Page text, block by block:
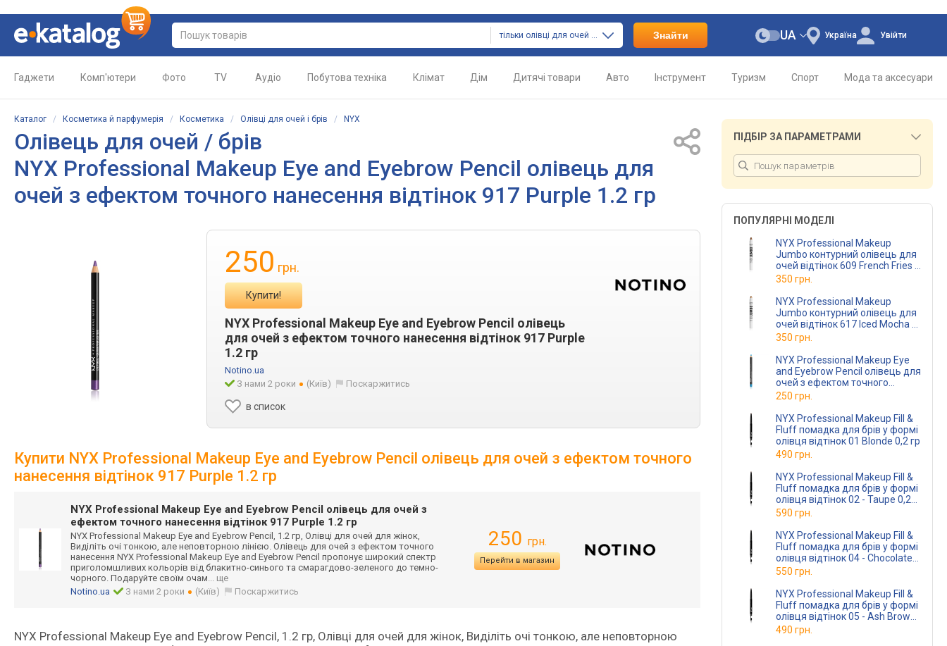
тільки олівці для очей і брів Знайти Україна
UA Увійти
Гаджети Комп'ютери Фото TV Аудіо Побутова техніка Клімат Дім Дитячі товари Авто Інструмент Туризм Спорт Мода та аксесуари
Каталог / Косметика й парфумерія / Косметика / Олівці для очей і брів / NYX
Олівець для очей / брів
NYX Professional Makeup Eye and Eyebrow Pencil олівець для
очей з ефектом точного нанесення відтінок 917 Purple 1.2 гр
250 грн.
Купити!
NYX Professional Makeup Eye and Eyebrow Pencil олівець
для очей з ефектом точного нанесення відтінок 917 Purple
1.2 гр
Notino.ua
З нами 2 роки
(Київ) Поскаржитись
в список
Купити NYX Professional Makeup Eye and Eyebrow Pencil олівець для очей з ефектом точного
нанесення відтінок 917 Purple 1.2 гр
NYX Professional Makeup Eye and Eyebrow Pencil олівець для очей з
ефектом точного нанесення відтінок 917 Purple 1.2 гр
NYX Professional Makeup Eye and Eyebrow Pencil, 1.2 гр, Олівці для очей для жінок,
Виділіть очі тонкою, але неповторною лінією. Олівець для очей з ефектом точного
нанесення NYX Professional Makeup Eye and Eyebrow Pencil пропонує широкий спектр
приголомшливих кольорів від блакитно-синього та смарагдово-зеленого до темно-
чорного. Подаруйте своїм очам... ще
Notino.ua
З нами 2 роки (Київ) Поскаржитись
250 грн.
Перейти в магазин
NYX Professional Makeup Eye and Eyebrow Pencil, 1.2 гр, Олівці для очей для жінок, Виділіть очі тонкою, але неповторною
ПІДБІР ЗА ПАРАМЕТРАМИ
ПОПУЛЯРНІ МОДЕЛІ
NYX Professional Makeup
Jumbo контурний олівець для
очей відтінок 609 French Fries 5
гр
350 грн.
NYX Professional Makeup
Jumbo контурний олівець для
очей відтінок 617 Iced Mocha 5
гр
350 грн.
NYX Professional Makeup Eye
and Eyebrow Pencil олівець для
очей з ефектом точного
нанесення відтінок 926 Electric
Blue 1.2 г
250 грн.
NYX Professional Makeup Fill &
Fluff помадка для брів у формі
олівця відтінок 01 Blonde 0,2 гр
490 грн.
NYX Professional Makeup Fill &
Fluff помадка для брів у формі
олівця відтінок 02 - Taupe 0,2
гр
590 грн.
NYX Professional Makeup Fill &
Fluff помадка для брів у формі
олівця відтінок 04 - Chocolate
0,2 гр
550 грн.
NYX Professional Makeup Fill &
Fluff помадка для брів у формі
олівця відтінок 05 - Ash Brown
0,2 гр
490 грн.